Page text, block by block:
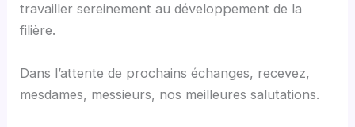
travailler sereinement au développement de la
filière.
Dans l’attente de prochains échanges, recevez,
mesdames, messieurs, nos meilleures salutations.